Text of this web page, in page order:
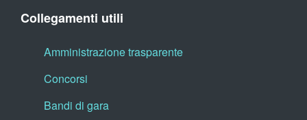
Collegamenti utili
Amministrazione trasparente
Concorsi
Bandi di gara